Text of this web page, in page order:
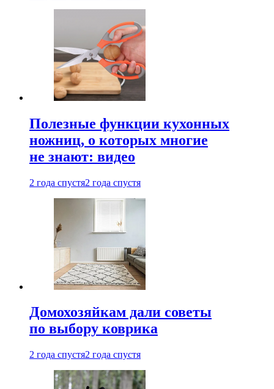
Полезные функции кухонных
ножниц, о которых многие
не знают: видео
2 года спустя2 года спустя
Домохозяйкам дали советы
по выбору коврика
2 года спустя2 года спустя